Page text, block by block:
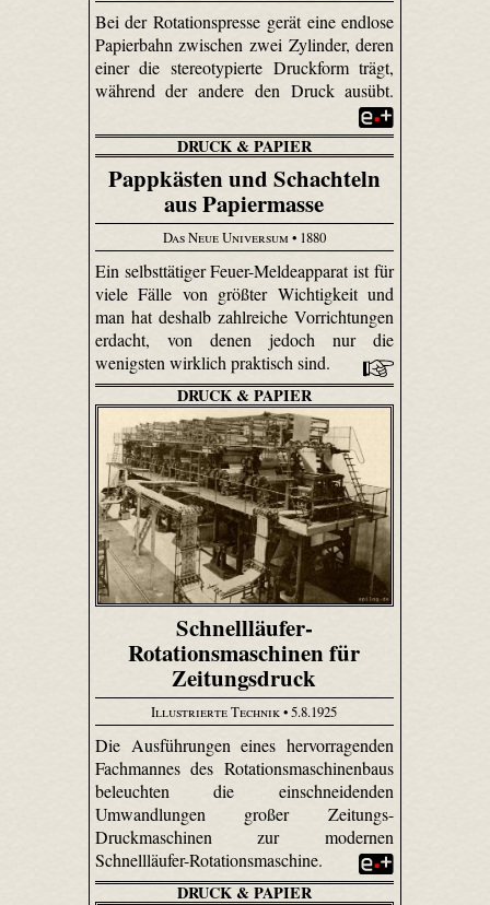
Bei der Rotationspresse gerät eine endlose
Papierbahn zwischen zwei Zylinder, deren
einer die stereotypierte Druckform trägt,
während der andere den Druck ausübt.
DRUCK & PAPIER
Pappkästen und Schachteln
aus Papiermasse
Das Neue Universum • 1880
Ein selbsttätiger Feuer-Meldeapparat ist für
viele Fälle von größter Wichtigkeit und
man hat deshalb zahlreiche Vorrichtungen
erdacht, von denen jedoch nur die
wenigsten wirklich praktisch sind.
DRUCK & PAPIER
Schnellläufer-
Rotationsmaschinen für
Zeitungsdruck
Illustrierte Technik• 5.8.1925
Die Ausführungen eines hervorragenden
Fachmannes des Rotationsmaschinenbaus
beleuchten die einschneidenden
Umwandlungen großer Zeitungs-
Druckmaschinen zur modernen
Schnellläufer-Rotationsmaschine.
DRUCK & PAPIER